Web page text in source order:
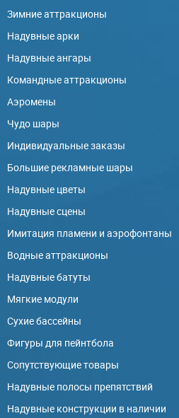
Зимние аттракционы
Надувные арки
Надувные ангары
Командные аттракционы
Аэромены
Чудо шары
Индивидуальные заказы
Большие рекламные шары
Надувные цветы
Надувные сцены
Имитация пламени и аэрофонтаны
Водные аттракционы
Надувные батуты
Мягкие модули
Сухие бассейны
Фигуры для пейнтбола
Сопутствующие товары
Надувные полосы препятствий
Надувные конструкции в наличии